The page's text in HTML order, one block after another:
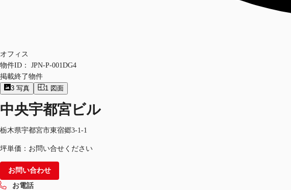
オフィス
物件ID：
JPN-P-001DG4
掲載終了物件
3 写真 1 図面
中央宇都宮ビル
栃木県宇都宮市東宿郷3-1-1
坪単価：お問い合せください
お問い合わせ
お電話